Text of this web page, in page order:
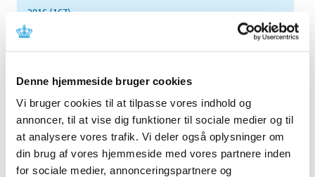
Denne hjemmeside bruger cookies
Vi bruger cookies til at tilpasse vores indhold og
annoncer, til at vise dig funktioner til sociale medier og til
at analysere vores trafik. Vi deler også oplysninger om
din brug af vores hjemmeside med vores partnere inden
for sociale medier, annonceringspartnere og
2016 (167)
2015 (33)
2014 (44)
november (3)
oktober (1)
september (7)
august (4)
juli (2)